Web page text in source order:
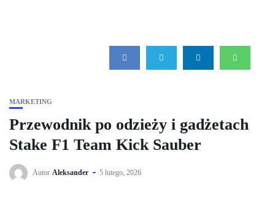
MARKETING
Przewodnik po odzieży i gadżetach
Stake F1 Team Kick Sauber
Autor Aleksander 5 lutego, 2026